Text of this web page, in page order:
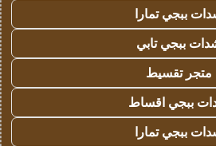
ببجي تمارا
ببجي تابي
متجر تقسيط
ببجي اقساط
ببجي تمارا